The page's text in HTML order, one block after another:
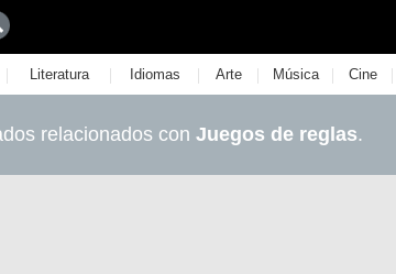
| Literatura | Idiomas | Arte | Música | Cine |
relacionados con Juegos de reglas.